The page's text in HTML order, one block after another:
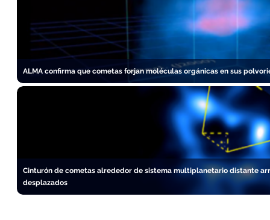
ALMA confirma que cometas forjan moléculas orgánicas en sus
Cinturón de cometas alrededor de sistema multiplanetario distante
desplazados